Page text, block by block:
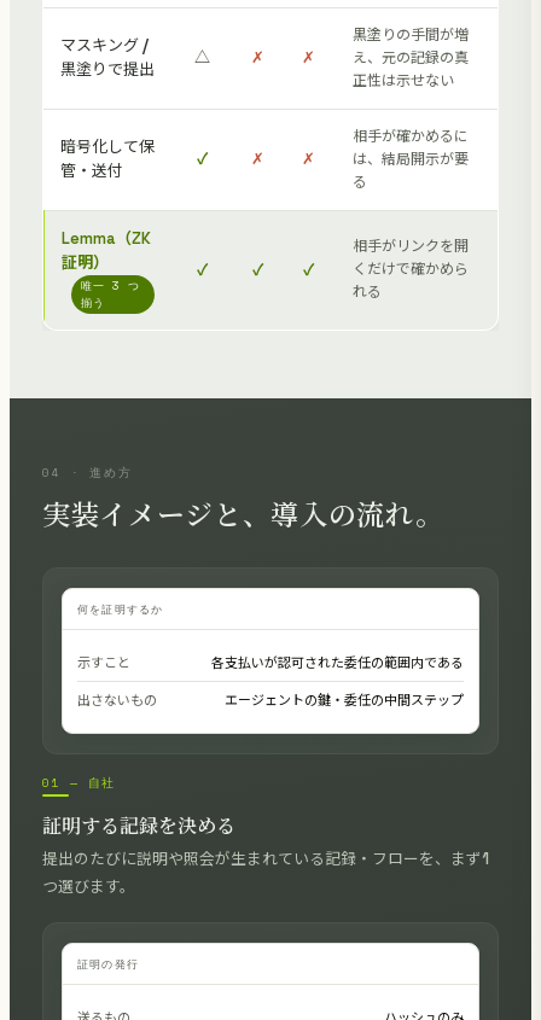
マスキング /
黒塗りで提出
△ ✗ ✗
黒塗りの手間が増
え、元の記録の真
正性は示せない
暗号化して保
管・送付
✓ ✗ ✗
相手が確かめるに
は、結局開示が要
る
Lemma（ZK
証明）
唯一 3 つ
揃う
✓ ✓ ✓
相手がリンクを開
くだけで確かめら
れる
04 · 進め方
実装イメージと、導入の流れ。
何を証明するか
示すこと 各支払いが認可された委任の範囲内である
出さないもの エージェントの鍵・委任の中間ステップ
01 — 自社
証明する記録を決める
提出のたびに説明や照会が生まれている記録・フローを、まず1
つ選びます。
証明の発行